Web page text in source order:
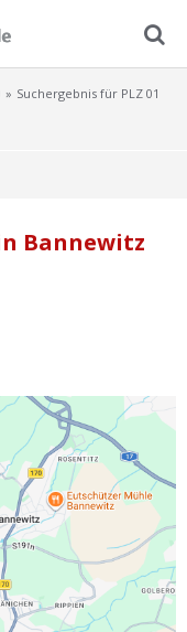
dabei?
Suchergebnis für PLZ 01
Bannewitz